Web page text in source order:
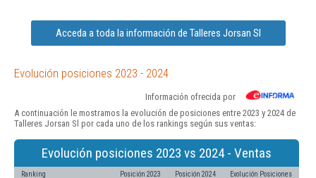
Acceda a toda la información de Talleres Jorsan Sl
Evolución posiciones 2023 - 2024
Información ofrecida por
A continuación le mostramos la evolución de posiciones entre 2023 y 2024 de
Talleres Jorsan Sl por cada uno de los rankings según sus ventas:
Evolución posiciones 2023 vs 2024 - Ventas
Ranking Posición 2023 Posición 2024 Evolución Posiciones